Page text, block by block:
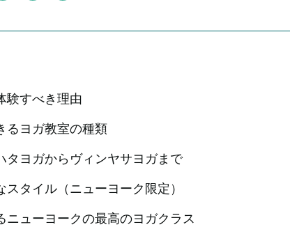
験すべき理由
るヨガ教室の種類
タヨガからヴィンヤサヨガまで
タイル（ニューヨーク限定）
ニューヨークの最高のヨガクラス